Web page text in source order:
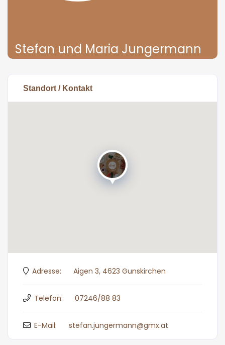
Stefan und Maria Jungermann
Standort / Kontakt
Adresse: Aigen 3, 4623 Gunskirchen
Telefon: 07246/88 83
E-Mail: stefan.jungermann@gmx.at